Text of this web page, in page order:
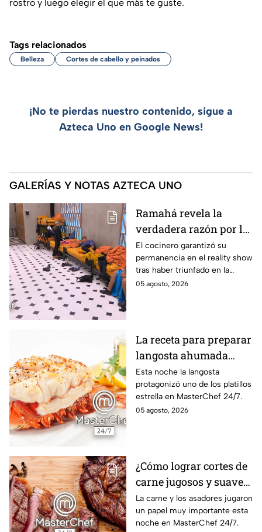
rostro y luego elegir el que más te guste.
Tags relacionados
Belleza Cortes de cabello y peinados
¡No te pierdas nuestro contenido, sigue a
Azteca Uno en Google News!
GALERÍAS Y NOTAS AZTECA UNO
Ramahá revela la
verdadera razón por la
que subió a Daniela al
balcón de MasterChef
24/7
El cocinero garantizó su
permanencia en el reality show
tras haber triunfado en la
pasada batalla por equipos
05 agosto, 2026
La receta para preparar
langosta ahumada
como en MasterChef
24/7
Esta noche la langosta
protagonizó uno de los platillos
estrella en MasterChef 24/7.
05 agosto, 2026
¿Cómo lograr cortes de
carne jugosos y suaves
al estilo MasterChef
24/7?
La carne y los asadores jugaron
un papel muy importante esta
noche en MasterChef 24/7.